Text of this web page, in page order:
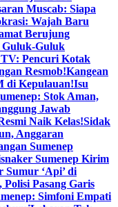
Muscab: Siapa
Wajah Baru
Berujung
Guluk-Guluk
Pencuri Kotak
Resmob!Kangean
di Kepulauan!Isu
Stok Aman,
Jawab
Naik Kelas!Sidak
Anggaran
Sumenep
Sumenep Kirim
Sumur ‘Api’ di
Pasang Garis
Simfoni Empati